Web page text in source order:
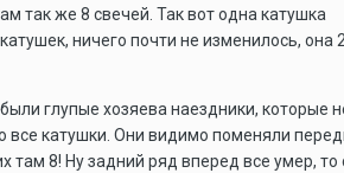
так же 8 свечей. Так вот одна катушка
ничего почти не изменилось, она 2
глупые хозяева наездники, которые
все катушки. Они видимо поменяли
там 8! Ну задний ряд вперед все умер, то